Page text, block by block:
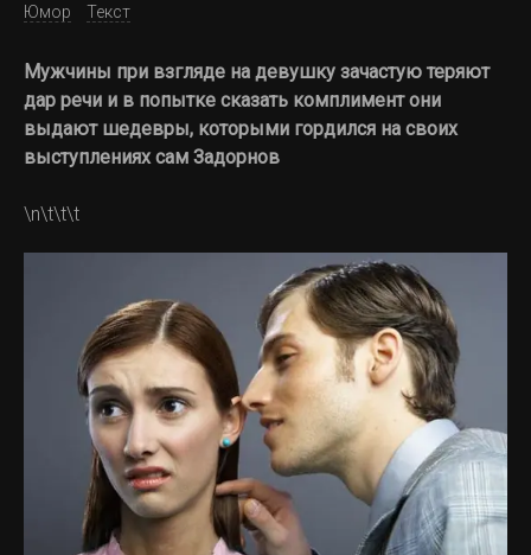
Юмор Текст
Мужчины при взгляде на девушку зачастую теряют
дар речи и в попытке сказать комплимент они
выдают шедевры, которыми гордился на своих
выступлениях сам Задорнов
\n\t\t\t